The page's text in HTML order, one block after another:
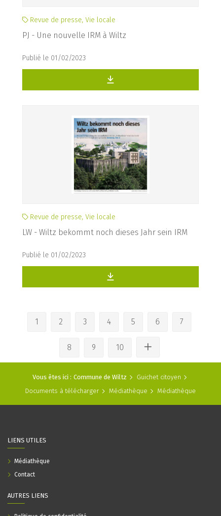
Revue de presse, Vie locale
PJ - Une nouvelle IRM à Wiltz
Publié le 01/02/2023
Revue de presse, Vie locale
LW - Wiltz bekommt noch dieses Jahr sein IRM
Publié le 01/02/2023
1 2 3 4 5 6 7
8 9 10
Vous êtes ici : Commune de Wiltz
Guichet citoyen
Documents à télécharger
Médiathèque Médiathèque
LIENS UTILES
Médiathèque
Contact
AUTRES LIENS